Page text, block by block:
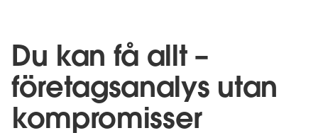
Du kan få allt –
företagsanalys utan
kompromisser